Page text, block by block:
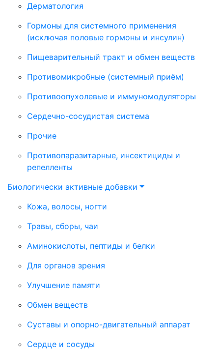
Дерматология
Гормоны для системного применения
(исключая половые гормоны и инсулин)
Пищеварительный тракт и обмен веществ
Противомикробные (системный приём)
Противоопухолевые и иммуномодуляторы
Сердечно-сосудистая система
Прочие
Противопаразитарные, инсектициды и
репелленты
Биологически активные добавки
Кожа, волосы, ногти
Травы, сборы, чаи
Аминокислоты, пептиды и белки
Для органов зрения
Улучшение памяти
Обмен веществ
Суставы и опорно-двигательный аппарат
Сердце и сосуды